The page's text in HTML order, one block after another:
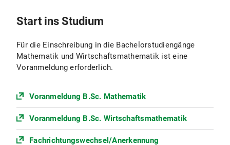
Start ins Studium
Für die Einschreibung in die Bachelorstudiengänge
Mathematik und Wirtschaftsmathematik ist eine
Voranmeldung erforderlich.
Voranmeldung B.Sc. Mathematik
Voranmeldung B.Sc. Wirtschaftsmathematik
Fachrichtungswechsel/Anerkennung